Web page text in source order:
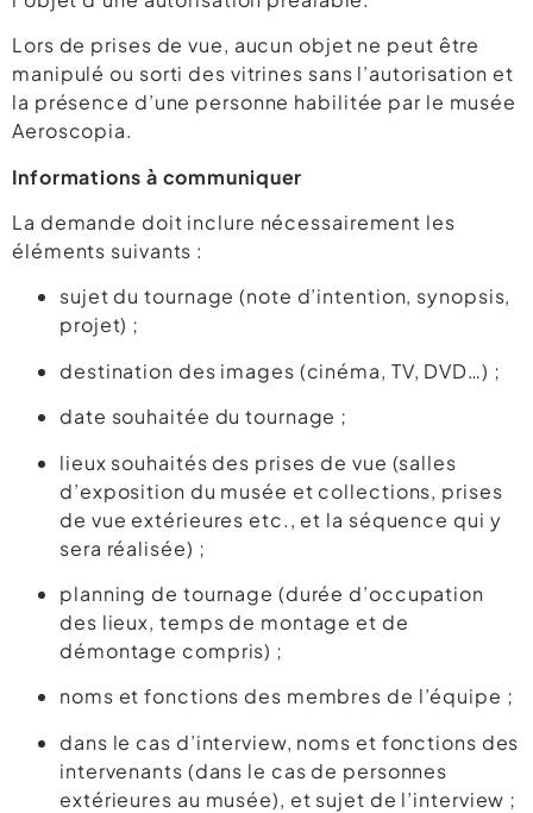
Lors de prises de vue, aucun objet ne peut être
manipulé ou sorti des vitrines sans l’autorisation et
la présence d’une personne habilitée par le musée
Aeroscopia.
Informations à communiquer
La demande doit inclure nécessairement les
éléments suivants :
sujet du tournage (note d’intention, synopsis,
projet) ;
destination des images (cinéma, TV, DVD…) ;
date souhaitée du tournage ;
lieux souhaités des prises de vue (salles
d’exposition du musée et collections, prises
de vue extérieures etc., et la séquence qui y
sera réalisée) ;
planning de tournage (durée d’occupation
des lieux, temps de montage et de
démontage compris) ;
noms et fonctions des membres de l’équipe ;
dans le cas d’interview, noms et fonctions des
intervenants (dans le cas de personnes
extérieures au musée), et sujet de l’interview ;